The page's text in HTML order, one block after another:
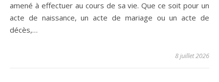
amené à effectuer au cours de sa vie. Que ce soit pour un
acte de naissance, un acte de mariage ou un acte de
décès,…
8 juillet 2026